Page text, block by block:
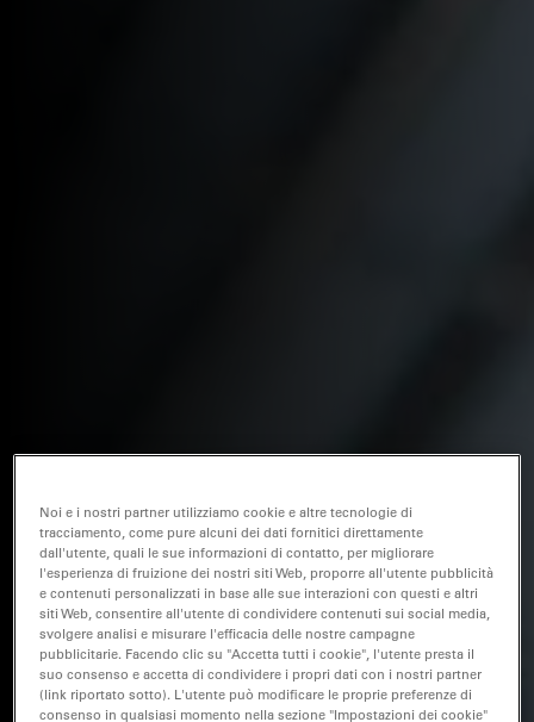
Noi e i nostri partner utilizziamo cookie e altre tecnologie di
tracciamento, come pure alcuni dei dati fornitici direttamente
dall'utente, quali le sue informazioni di contatto, per migliorare
l'esperienza di fruizione dei nostri siti Web, proporre all'utente pubblicità
e contenuti personalizzati in base alle sue interazioni con questi e altri
siti Web, consentire all'utente di condividere contenuti sui social media,
svolgere analisi e misurare l'efficacia delle nostre campagne
pubblicitarie. Facendo clic su "Accetta tutti i cookie", l'utente presta il
suo consenso e accetta di condividere i propri dati con i nostri partner
(link riportato sotto). L'utente può modificare le proprie preferenze di
consenso in qualsiasi momento nella sezione "Impostazioni dei cookie"